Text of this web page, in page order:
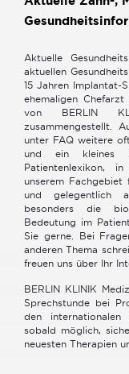
Team
Angebote
und
Rabatte
Gesundheit
Aktuell
Marketing
Vollnarkose
Zahnersatz
Professionelle
Zahnreinigung
Aktuelle
aktuellen
15 Jahren Implantat-
ehemaligen
von BERLIN
zusammengestellt.
unter FAQ weitere
und ein kleines
Patientenlexikon,
unserem Fachgebiet
und gelegentlich
besonders die
Bedeutung im
Sie gerne. Bei
anderen Thema
freuen uns über Ihr
BERLIN KLINIK
Sprechstunde bei
den
sobald möglich,
neuesten Therapien